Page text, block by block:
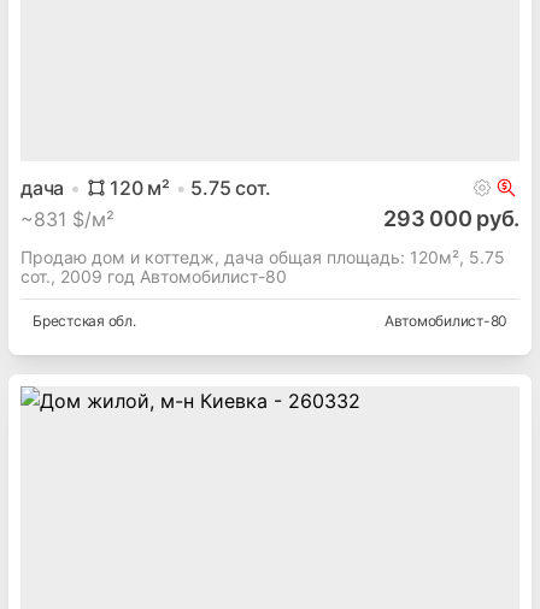
дача 120м² 5.75 сот.
~831 $/м² 293 000 руб.
Продаю дом и коттедж, дача общая площадь: 120м², 5.75
сот., 2009 год Автомобилист-80
Брестская обл. Автомобилист-80